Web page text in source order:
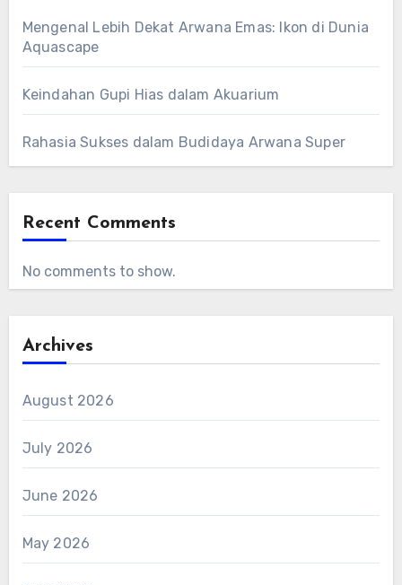
Mengenal Lebih Dekat Arwana Emas: Ikon di Dunia
Aquascape
Keindahan Gupi Hias dalam Akuarium
Rahasia Sukses dalam Budidaya Arwana Super
Recent Comments
No comments to show.
Archives
August 2026
July 2026
June 2026
May 2026